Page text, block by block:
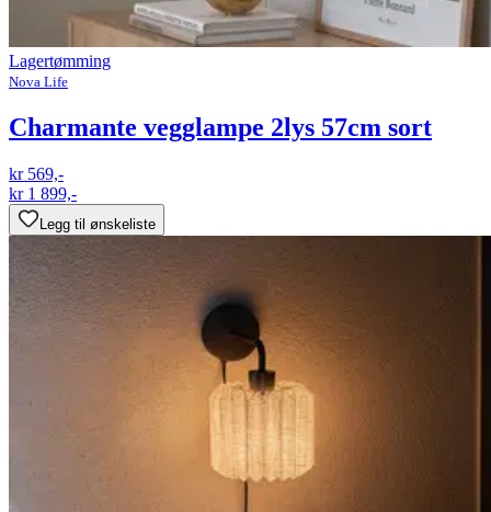
Lagertømming
Nova Life
Charmante vegglampe 2lys 57cm sort
kr 569,-
kr 1 899,-
Legg til ønskeliste